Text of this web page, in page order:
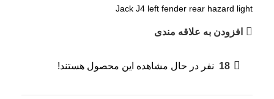
Jack J4 left fender rear hazard light
افزودن به علاقه مندی
18 نفر در حال مشاهده این محصول هستند!